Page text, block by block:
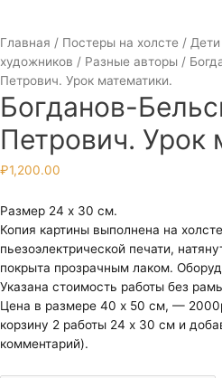
Главная / Постеры на холсте / Дети
художников / Разные авторы /
Петрович. Урок математики.
Богданов-
Петрович. Урок
₽1,200.00
Размер 24 х 30 см.
Копия картины выполнена на
пьезоэлектрической печати,
покрыта прозрачным лаком.
Указана стоимость работы без
Цена в размере 40 х 50 см, —
корзину 2 работы 24 х 30 см и
комментарий).